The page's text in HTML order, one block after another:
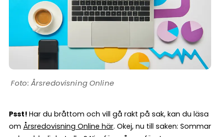
Årsredovisning Online
Psst! Har du bråttom och vill gå rakt på sak, kan du läsa
om Årsredovisning Online här. Okej, nu till saken: Sommar